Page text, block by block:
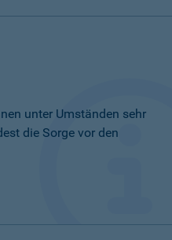
unter Umständen sehr
die Sorge vor den